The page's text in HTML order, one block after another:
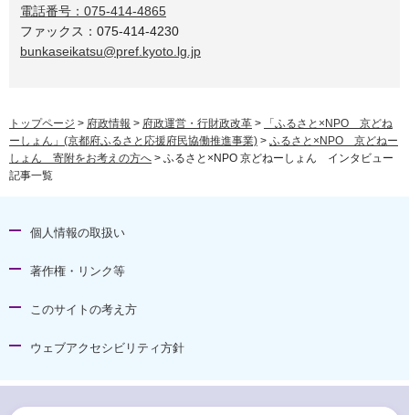
電話番号：075-414-4865
ファックス：075-414-4230
bunkaseikatsu@pref.kyoto.lg.jp
トップページ > 府政情報 > 府政運営・行財政改革 >
「ふるさと×NPO 京どね
ーしょん」(京都府ふるさと応援府民協働推進事業) > ふるさと×NPO 京どねー
しょん 寄附をお考えの方へ > ふるさと×NPO 京どねーしょん インタビュー
記事一覧
個人情報の取扱い
著作権・リンク等
このサイトの考え方
ウェブアクセシビリティ方針